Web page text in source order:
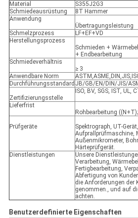
Material
S355J2G3
Schmiedeausrüstung
8T Hammer
Anwendung
Übertragungsleistung
Schmelzprozess
LF+EF+VD
Herstellungsprozess
Schmieden +
+ Endbearbeitung
Schmiedeverhältnis
≥ 3
Anwendbare Norm
Durchführungsstandard JB/GB/EN/DIN/JIS/
Zertifizierungsstelle
ISO, BV, SGS, IST, UL,
Lieferfrist
Rohbearbeitung
Prüfgeräte
Spektrograph, UT-
Aufprallprüfmaschine,
Außenmikrometer,
Härteprüfgerät.
Dienstleistungen
Unsere
Verarbeitung,
Fertigbearbeitung,
Abfertigung von
die Anforderungen
genommen., und auf
achten.
Benutzerdefinierte Eigenschaften